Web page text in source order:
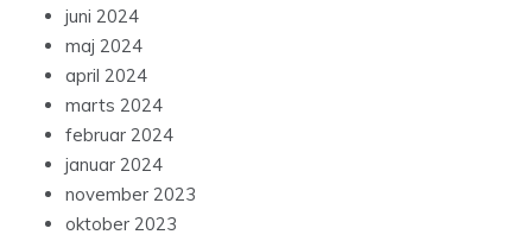
juni 2024
maj 2024
april 2024
marts 2024
februar 2024
januar 2024
november 2023
oktober 2023